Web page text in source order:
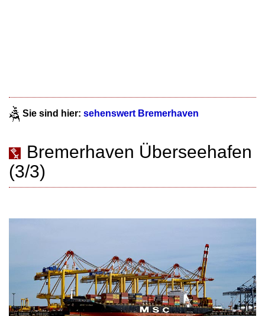
Sie sind hier: sehenswert Bremerhaven
Bremerhaven Überseehafen
(3/3)